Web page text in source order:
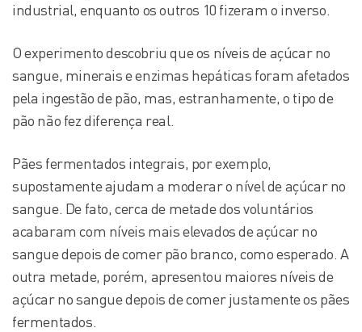
industrial, enquanto os outros 10 fizeram o inverso.
O experimento descobriu que os níveis de açúcar no
sangue, minerais e enzimas hepáticas foram afetados
pela ingestão de pão, mas, estranhamente, o tipo de
pão não fez diferença real.
Pães fermentados integrais, por exemplo,
supostamente ajudam a moderar o nível de açúcar no
sangue. De fato, cerca de metade dos voluntários
acabaram com níveis mais elevados de açúcar no
sangue depois de comer pão branco, como esperado. A
outra metade, porém, apresentou maiores níveis de
açúcar no sangue depois de comer justamente os pães
fermentados.